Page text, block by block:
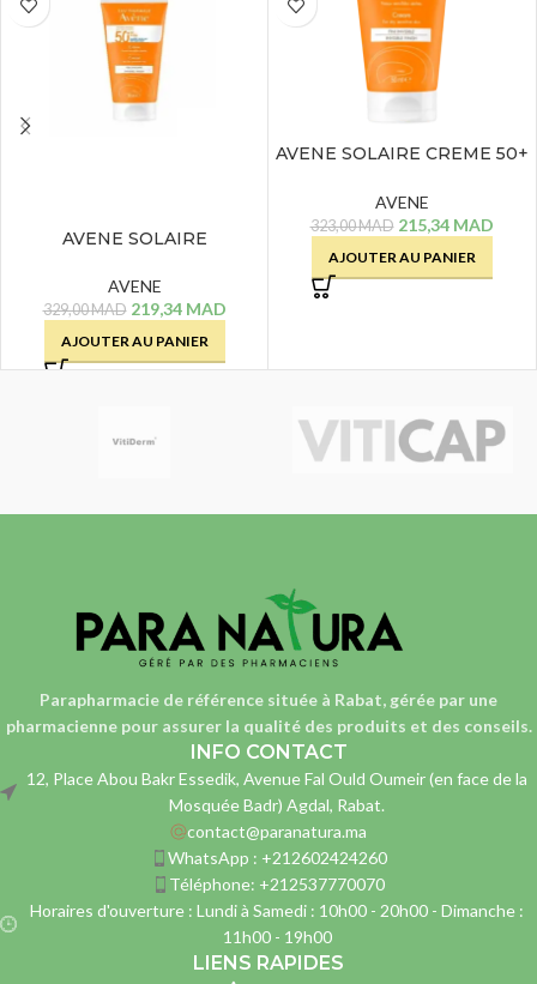
AVENE SOLAIRE
ML
AVENE
329,00MAD 219,34 MAD
AJOUTER AU PANIER
AVENE SOLAIRE CREME 50+
AVENE
323,00MAD 215,34 MAD
AJOUTER AU PANIER
Parapharmacie de référence située à Rabat, gérée par une
pharmaciennepour assurer la qualité des produits et des conseils.
INFO CONTACT
12, Place Abou Bakr Essedik, Avenue Fal Ould Oumeir (en face de la
Mosquée Badr) Agdal, Rabat.
contact@paranatura.ma
WhatsApp : +212602424260
Téléphone: +212537770070
Horaires d'ouverture : Lundi à Samedi : 10h00 - 20h00 - Dimanche :
11h00 - 19h00
LIENS RAPIDES